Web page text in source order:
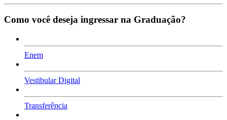
Como você deseja ingressar na Graduação?
Enem
Vestibular Digital
Transferência